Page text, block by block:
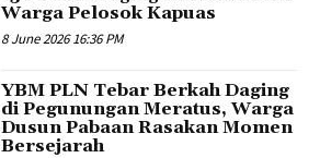
Warga Pelosok Kapuas
8 June 2026 16:36 PM
YBM PLN Tebar Berkah Daging
di Pegunungan Meratus, Warga
Dusun Pabaan Rasakan Momen
Bersejarah